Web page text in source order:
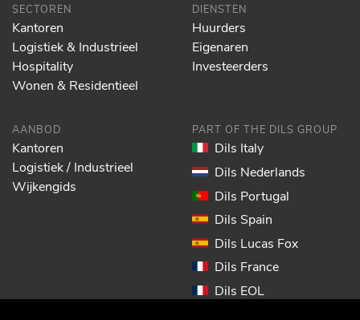
SECTOREN
Kantoren
Logistiek & Industrieel
Hospitality
Wonen & Residentieel
DIENSTEN
Huurders
Eigenaren
Investeerders
AANBOD
Kantoren
Logistiek / Industrieel
Wijkengids
PART OF THE DILS GROUP
Dils Italy
Dils Nederlands
Dils Portugal
Dils Spain
Dils Lucas Fox
Dils France
Dils EOL